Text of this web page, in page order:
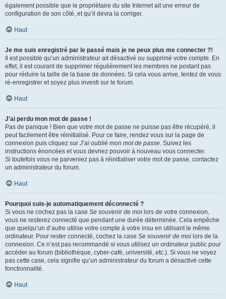
également possible que le propriétaire du site Internet ait une erreur de
configuration de son côté, et qu’il devra la corriger.
Haut
Je me suis enregistré par le passé mais je ne peux plus me connecter ?!
Il est possible qu’un administrateur ait désactivé ou supprimé votre compte. En
effet, il est courant de supprimer régulièrement les membres ne postant pas
pour réduire la taille de la base de données. Si cela vous arrive, tentez de vous
ré-enregistrer et soyez plus investi sur le forum.
Haut
J’ai perdu mon mot de passe !
Pas de panique ! Bien que votre mot de passe ne puisse pas être récupéré, il
peut facilement être réinitialisé. Pour ce faire, rendez vous sur la page de
connexion puis cliquez sur J’ai oublié mon mot de passe. Suivez les
instructions énoncées et vous devriez pouvoir à nouveau vous connecter.
Si toutefois vous ne parveniez pas à réinitialiser votre mot de passe, contactez
un administrateur du forum.
Haut
Pourquoi suis-je automatiquement déconnecté ?
Si vous ne cochez pas la case Se souvenir de moi lors de votre connexion,
vous ne resterez connecté que pendant une durée déterminée. Cela empêche
que quelqu’un d’autre utilise votre compte à votre insu en utilisant le même
ordinateur. Pour rester connecté, cochez la case Se souvenir de moi lors de la
connexion. Ce n’est pas recommandé si vous utilisez un ordinateur public pour
accéder au forum (bibliothèque, cyber-café, université, etc.). Si vous ne voyez
pas cette case, cela signifie qu’un administrateur du forum a désactivé cette
fonctionnalité.
Haut